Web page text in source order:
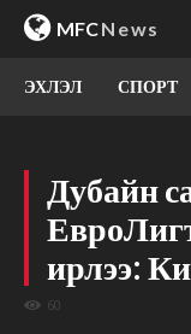
MFCNews
ЭХЛЭЛ СПОРТ
Дубайн
ирлээ:
60